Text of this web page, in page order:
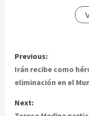
P
o
Previous:
Irán recibe como
eliminación en el
Next: